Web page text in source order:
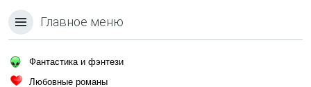
Главное меню
Фантастика и фэнтези
Любовные романы